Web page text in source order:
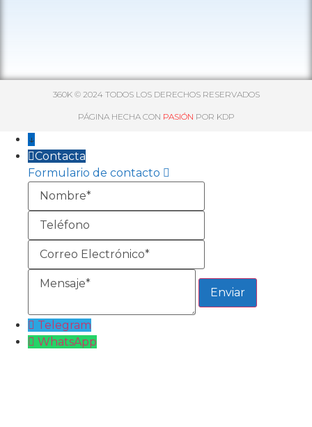
360K © 2024 TODOS LOS DERECHOS RESERVADOS
PÁGINA HECHA CON PASIÓN POR KDP
↓
Contacta
Formulario de contacto
Nombre
Teléfono
Correo
Electrónico
Mensaje
Telegram
WhatsApp